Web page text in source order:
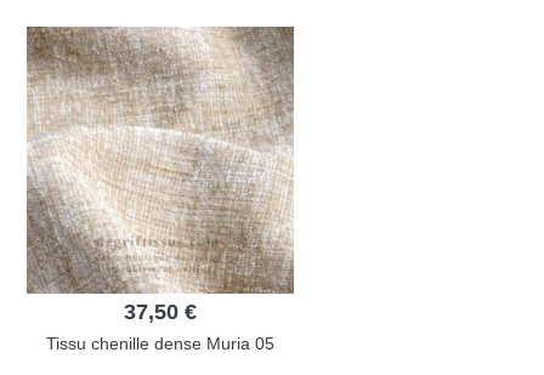
37,50 €
Tissu chenille dense Muria 05